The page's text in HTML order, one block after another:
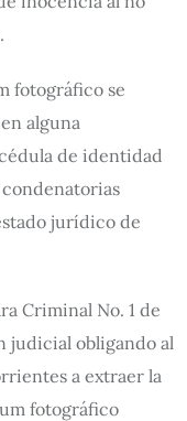
fotográfico se
alguna
de identidad
jurídico de
Criminal No. 1 de
judicial obligando al
a extraer la
fotográfico